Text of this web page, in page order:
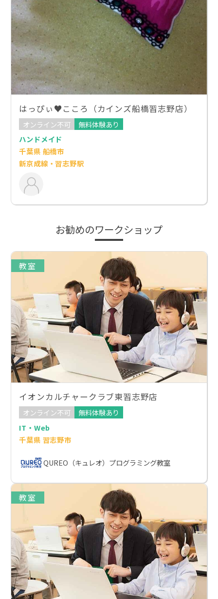
はっぴぃ♥こころ（カインズ船橋習志野店）
オンライン不可
無料体験あり
ハンドメイド
千葉県 船橋市
新京成線・習志野駅
お勧めのワークショップ
教室
イオンカルチャークラブ東習志野店
オンライン不可
無料体験あり
IT・Web
千葉県 習志野市
QUREO（キュレオ）プログラミング教室
教室